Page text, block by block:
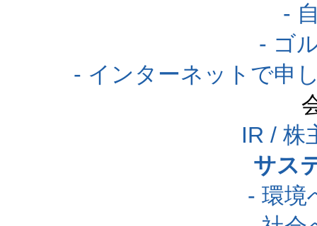
-
- ゴ
- インターネットで申
IR / 株
サス
- 環境